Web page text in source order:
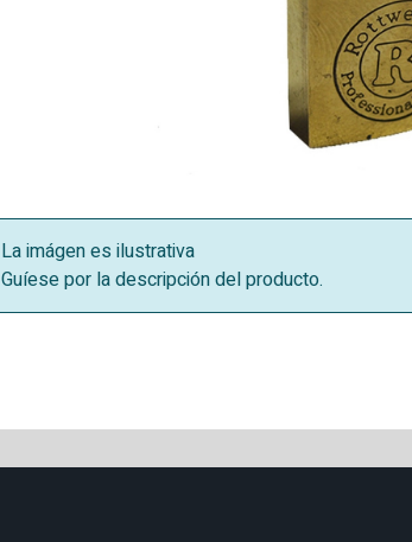
La imágen es ilustrativa
Guíese por la descripción del producto.